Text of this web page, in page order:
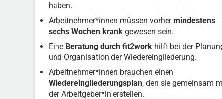
haben.
Arbeitnehmer*innen müssen vorhermindestens
sechs Wochen krankgewesen sein.
Eine Beratung durch fit2workhilft bei der
und Organisation der Wiedereingliederung.
Arbeitnehmer*innen brauchen einen
Wiedereingliederungsplan, den sie gemeinsam
der Arbeitgeber*in erstellen.